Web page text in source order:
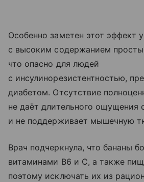
Особенно заметен этот эффект
с высоким содержанием
что опасно для людей
с инсулинорезистентностью,
диабетом. Отсутствие
не даёт длительного ощущения
и не поддерживает мышечную
Врач подчеркнула, что бананы
витаминами B6 и C, а также
поэтому исключать их из